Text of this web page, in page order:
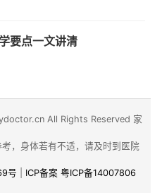
要点一文讲清
All Rights Reserved 家
，身体若有不适，请及时到医院
号
ICP备案 粤ICP备14007806